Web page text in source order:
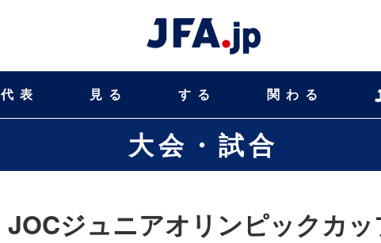
代表 見る する 関わる
大会・試合
JOCジュニアオリンピックカッ